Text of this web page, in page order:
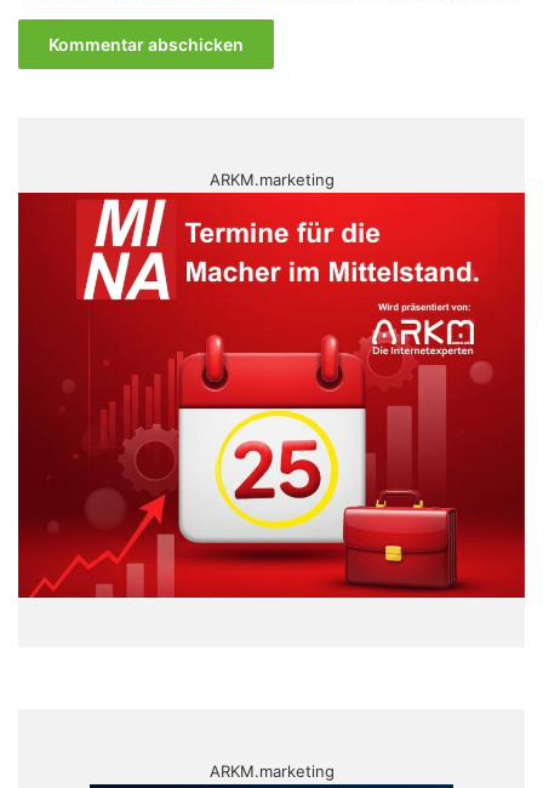
ARKM.marketing
ARKM.marketing